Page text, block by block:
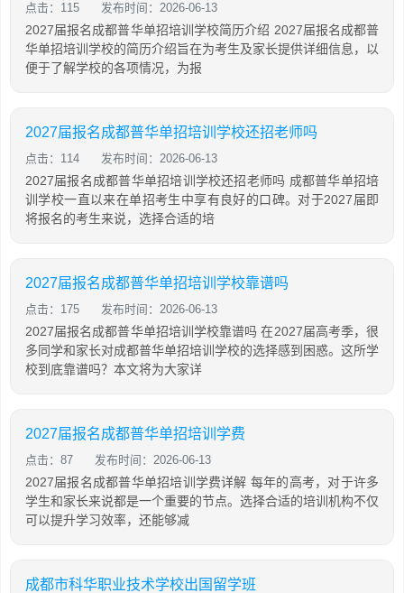
点击：115 发布时间：2026-06-13
2027届报名成都普华单招培训学校简历介绍 2027届报名成都普
华单招培训学校的简历介绍旨在为考生及家长提供详细信息，以
便于了解学校的各项情况，为报
2027届报名成都普华单招培训学校还招老师吗
点击：114 发布时间：2026-06-13
2027届报名成都普华单招培训学校还招老师吗 成都普华单招培
训学校一直以来在单招考生中享有良好的口碑。对于2027届即
将报名的考生来说，选择合适的培
2027届报名成都普华单招培训学校靠谱吗
点击：175 发布时间：2026-06-13
2027届报名成都普华单招培训学校靠谱吗 在2027届高考季，很
多同学和家长对成都普华单招培训学校的选择感到困惑。这所学
校到底靠谱吗？本文将为大家详
2027届报名成都普华单招培训学费
点击：87 发布时间：2026-06-13
2027届报名成都普华单招培训学费详解 每年的高考，对于许多
学生和家长来说都是一个重要的节点。选择合适的培训机构不仅
可以提升学习效率，还能够减
成都市科华职业技术学校出国留学班